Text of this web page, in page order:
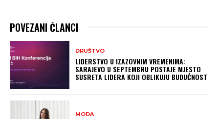
POVEZANI ČLANCI
DRUŠTVO
LIDERSTVO U IZAZOVNIM VREMENIMA:
SARAJEVO U SEPTEMBRU POSTAJE MJESTO
SUSRETA LIDERA KOJI OBLIKUJU BUDUĆNOST
MODA